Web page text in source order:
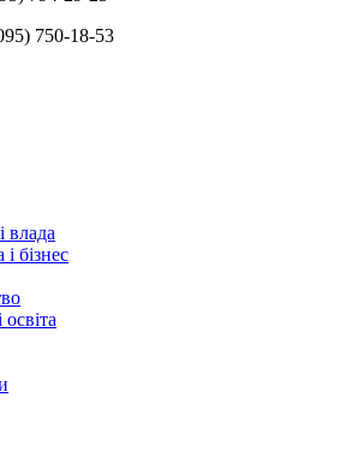
750-18-53
влада
бізнес
освіта